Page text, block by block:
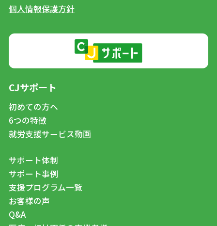
個人情報保護方針
CJサポート
初めての方へ
6つの特徴
就労支援サービス動画
サポート体制
サポート事例
支援プログラム一覧
お客様の声
Q&A